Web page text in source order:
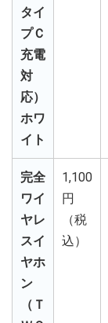
タイ
プＣ
充電
対
応）
ホワ
イト
完全
ワイ
ヤレ
スイ
ヤホ
ン
（Ｔ
1,100
円
（税
込）